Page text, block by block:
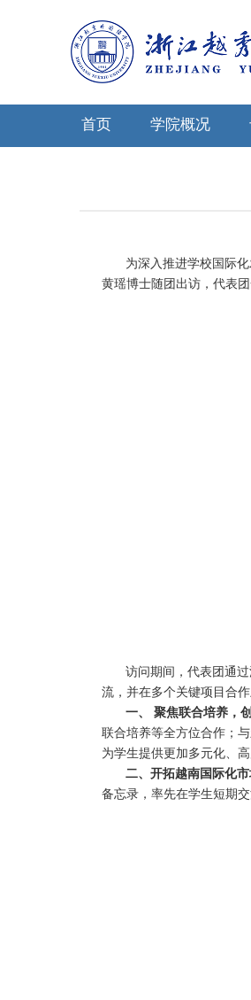
首页 学院概况
为深入推进学校国际
黄瑶博士随团出访，代表
访问期间，代表团通
流，并在多个关键项目合作
一、 聚焦联合培养，
联合培养等全方位合作；与
为学生提供更加多元化、
二、开拓越南国际化
备忘录，率先在学生短期